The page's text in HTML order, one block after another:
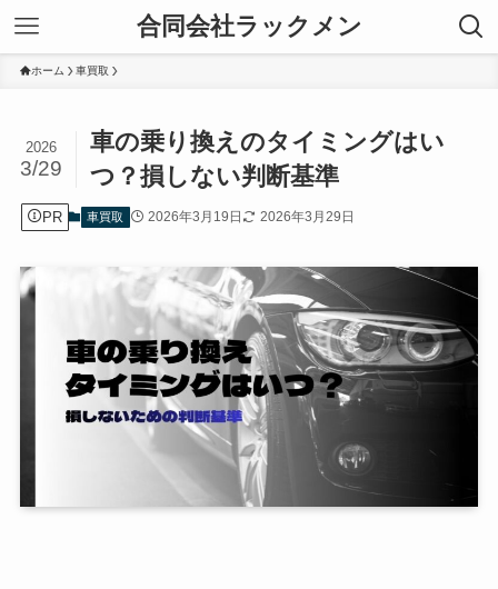
合同会社ラックメン
ホーム 車買取
車の乗り換えのタイミングはい
つ？損しない判断基準
2026
3/29
PR 車買取 2026年3月19日 2026年3月29日